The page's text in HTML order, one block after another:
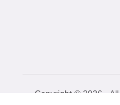
Copyright © 2026 -